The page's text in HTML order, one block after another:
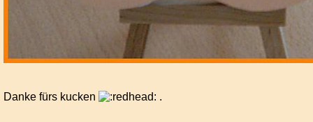
Danke fürs kucken .